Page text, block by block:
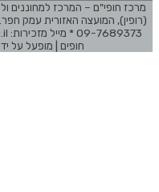
מרכז חופי"ם – המרכז למחוננים
09-7689373 * מייל מזכירות: kerenf@hefer.org.il זכויות יוצרים © 2026
חופים | מופעל על